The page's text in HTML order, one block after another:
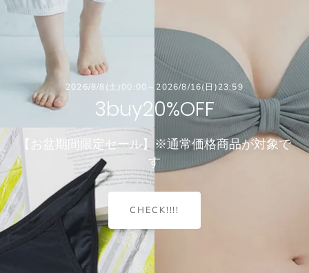
2026/8/8(土)00:00～2026/8/16(日)23:59
3buy20%OFF
【お盆期間限定セール】※通常価格商品が対象で
す
CHECK!!!!
見えることを前提にデザインされたブラ
Compact Line Bra
堂々、見えてもおしゃれ♪